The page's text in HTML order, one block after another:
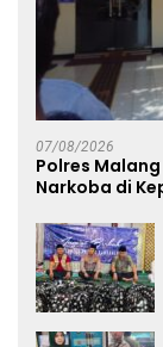
07/08/2026
Polres
Narkoba di